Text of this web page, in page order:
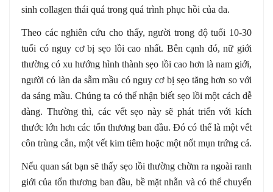
sinh collagen thái quá trong quá trình phục hồi của da.
Theo các nghiên cứu cho thấy, người trong độ tuổi 10-30
tuổi có nguy cơ bị sẹo lồi cao nhất. Bên cạnh đó, nữ giới
thường có xu hướng hình thành sẹo lồi cao hơn là nam giới,
người có làn da sẫm mầu có nguy cơ bị sẹo tăng hơn so với
da sáng mầu. Chúng ta có thể nhận biết sẹo lồi một cách dễ
dàng. Thường thì, các vết sẹo này sẽ phát triển với kích
thước lớn hơn các tổn thương ban đầu. Đó có thể là một vết
côn trùng cắn, một vết kim tiêm hoặc một nốt mụn trứng cá.
Nếu quan sát bạn sẽ thấy sẹo lồi thường chờm ra ngoài ranh
giới của tổn thương ban đầu, bề mặt nhẵn và có thể chuyển